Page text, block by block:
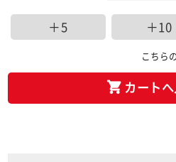
＋5 ＋10
こちら
カート